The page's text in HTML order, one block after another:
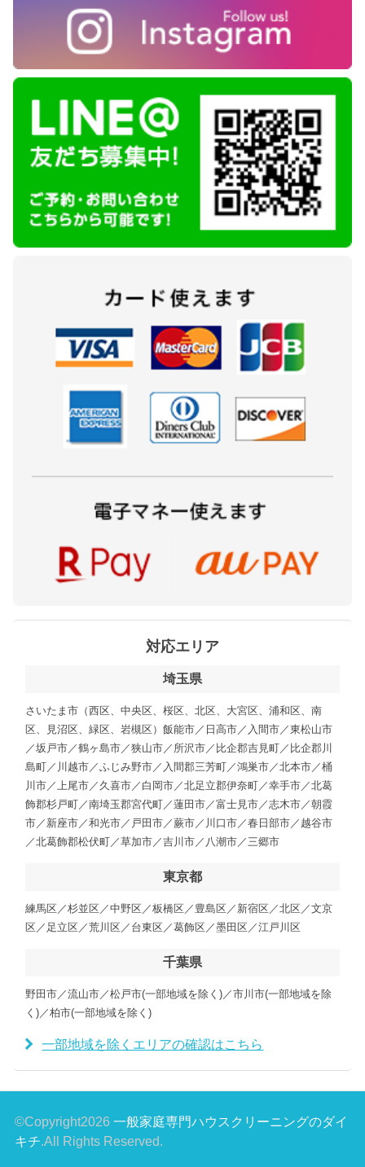
対応エリア
埼玉県
さいたま市（西区、中央区、桜区、北区、大宮区、浦和区、南
区、見沼区、緑区、岩槻区）飯能市／日高市／入間市／東松山市
／坂戸市／鶴ヶ島市／狭山市／所沢市／比企郡吉見町／比企郡川
島町／川越市／ふじみ野市／入間郡三芳町／鴻巣市／北本市／桶
川市／上尾市／久喜市／白岡市／北足立郡伊奈町／幸手市／北葛
飾郡杉戸町／南埼玉郡宮代町／蓮田市／富士見市／志木市／朝霞
市／新座市／和光市／戸田市／蕨市／川口市／春日部市／越谷市
／北葛飾郡松伏町／草加市／吉川市／八潮市／三郷市
東京都
練馬区／杉並区／中野区／板橋区／豊島区／新宿区／北区／文京
区／足立区／荒川区／台東区／葛飾区／墨田区／江戸川区
千葉県
野田市／流山市／松戸市(一部地域を除く)／市川市(一部地域を除
く)／柏市(一部地域を除く)
一部地域を除くエリアの確認はこちら
©Copyright2026 一般家庭専門ハウスクリーニングのダイ
キチ.All Rights Reserved.